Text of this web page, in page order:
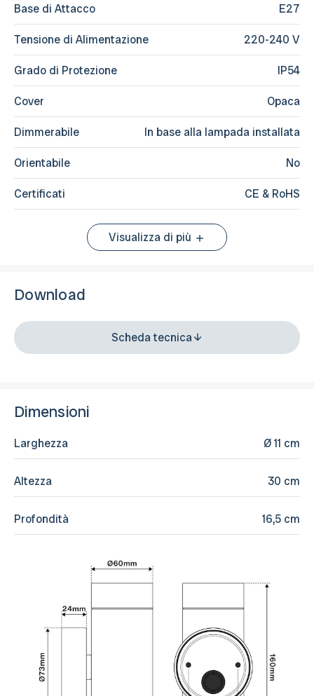
Base di Attacco E27
Tensione di Alimentazione 220-240 V
Grado di Protezione IP54
Cover Opaca
Dimmerabile In base alla lampada installata
Orientabile No
Certificati CE & RoHS
Visualizza di più
Download
Scheda tecnica
Dimensioni
Larghezza Ø 11 cm
Altezza 30 cm
Profondità 16,5 cm